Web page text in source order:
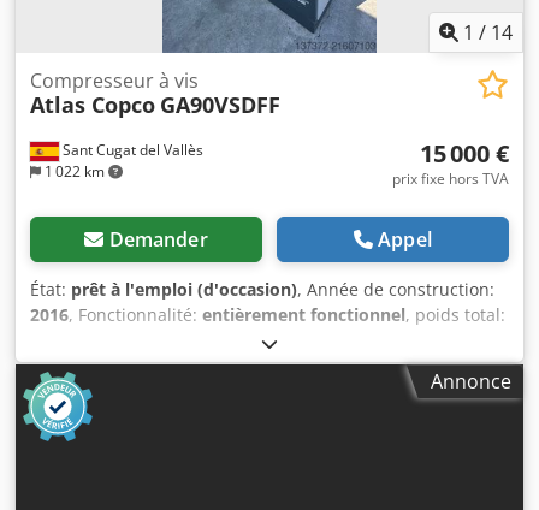
1 / 14
Sant Cugat del Vallès
1 022 km
Compresseur à vis
Atlas Copco GA90VSDFF
15 000 €
prix fixe hors TVA
Demander Appel
État: prêt à l'emploi (d'occasion), Année de construction:
2016, Fonctionnalité: entièrement fonctionnel, poids total:
Plaque signalétique disponible,
sécheur frigorifique, Atlas Copco, compresseur d’air,
modèle : GA90VSDFF, compresseur à vis lubrifié avec
variateur de fréquence (VSD), équipé d’un sécheur,
pression : 12,7 bar, débit d’air : 293,1 L/s, moteur : 3508
Annonce